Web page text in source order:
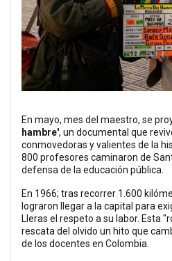
En mayo, mes del maestro, se
hambre', un documental que
conmovedoras y valientes de la
800 profesores caminaron de
defensa de la educación pública.
En 1966; tras recorrer 1.600
lograron llegar a la capital para
Lleras el respeto a su labor. Esta
rescata del olvido un hito que
de los docentes en Colombia.